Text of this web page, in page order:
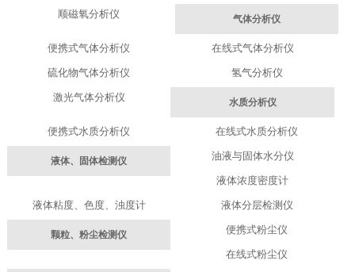
顺磁氧分析仪 气体分析仪
便携式气体分析仪 在线式气体分析仪
硫化物气体分析仪 氢气分析仪
激光气体分析仪 水质分析仪
便携式水质分析仪 在线式水质分析仪
液体、固体检测仪 油液与固体水分仪
液体浓度密度计
液体粘度、色度、浊度计 液体分层检测仪
颗粒、粉尘检测仪 便携式粉尘仪
在线式粉尘仪